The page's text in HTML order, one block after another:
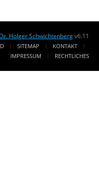
Dr. Holger Schwichtenbergv6.11
SITEMAP
KONTAKT
IMPRESSUM
RECHTLICHES